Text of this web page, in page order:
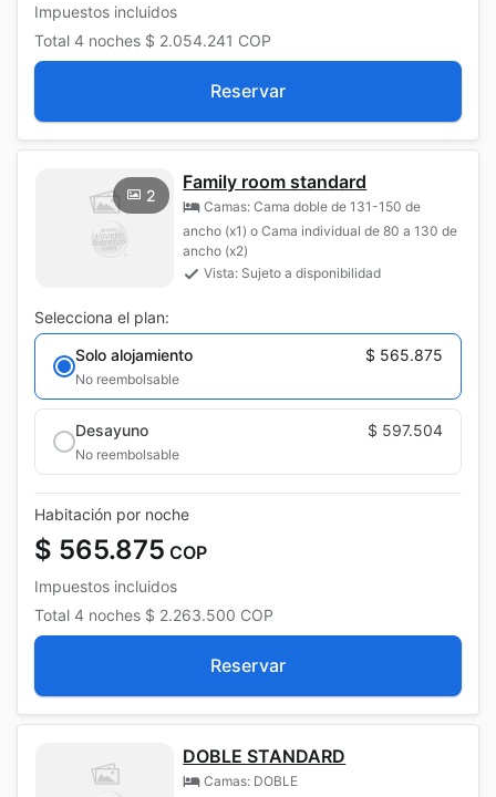
Impuestos incluidos
Total 4 noches $ 2.054.241 COP
Reservar
2
Family room standard
Camas: Cama doble de 131-150 de
ancho (x1) o Cama individual de 80 a 130 de
ancho (x2)
Vista: Sujeto a disponibilidad
Selecciona el plan:
Solo alojamiento
$ 565.875
No reembolsable
Desayuno $ 597.504
No reembolsable
Habitación por noche
$ 565.875 COP
Impuestos incluidos
Total 4 noches $ 2.263.500 COP
Reservar
DOBLE STANDARD
Camas: DOBLE